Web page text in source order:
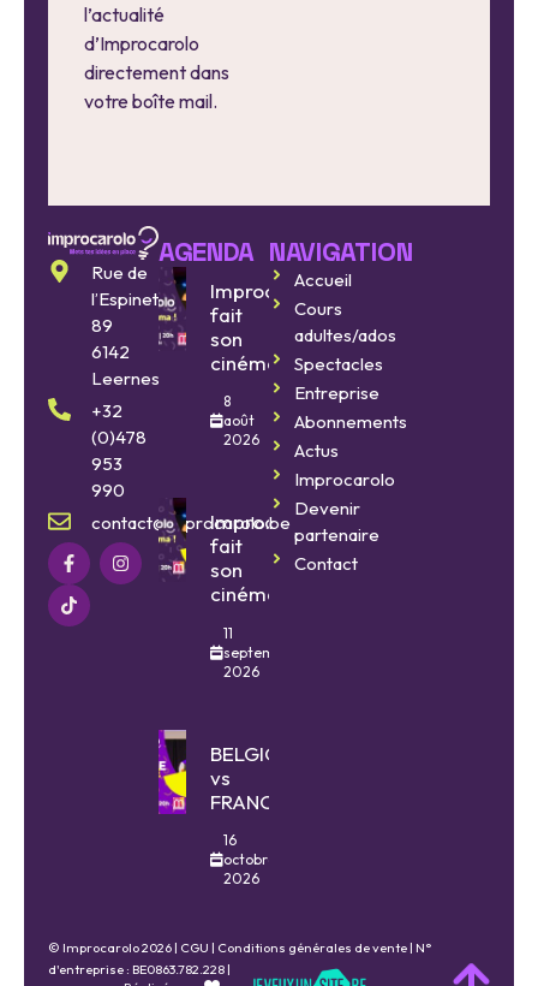
l’actualité
d’Improcarolo
directement dans
votre boîte mail.
Rue de
l’Espinette
89
6142
Leernes
+32
(0)478
953
990
contact@improcarolo.be
AGENDA
Improcarolo
fait
son
cinéma
8
août
2026
Improcarolo
fait
son
cinéma
11
septembre
2026
BELGIQUE
vs
FRANCE
16
octobre
2026
NAVIGATION
Accueil
Cours
adultes/ados
Spectacles
Entreprise
Abonnements
Actus
Improcarolo
Devenir
partenaire
Contact
© Improcarolo 2026 | CGU | Conditions générales de vente | N°
d'entreprise : BE0863.782.228 |